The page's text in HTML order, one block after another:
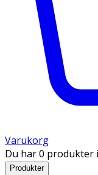
Varukorg
Du har 0 produkter
Produkter